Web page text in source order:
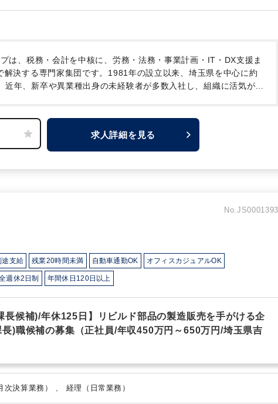
は、税務・会計を中核に、労務・法務・事業計画・IT・DX支援ま
決する専門家集団です。1981年の設立以来、埼玉県を中心に約
近年、新卒や異業種出身の未経験者が多数入社し、組織に活気が溢
契機とした東松山オフィスのさらなる飛躍と、大宮本社の体制強
し、共に拠点の中核としてご活躍いただける経験者の方を【大宮
ております。 詳しくは、会社説明動画をご視聴ください！
求人詳細を見る
No.JS0001393
途支給 残業20時間未満 自動車通勤OK オフィスカジュアルOK
週休2日制 年間休日120日以上
長候補)/年休125日】リビルド部品の製造販売を手がける企
)職候補の募集（正社員/年収450万円～650万円/埼玉県吉
経理（決算業務） 、 経理（月次決算業務） 、 経理（日常業務）